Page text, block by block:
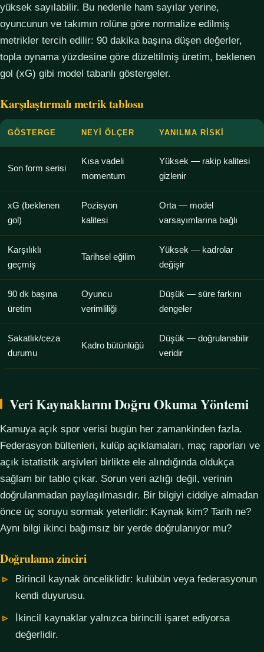
yüksek sayılabilir. Bu nedenle ham sayılar yerine,
oyuncunun ve takımın rolüne göre normalize edilmiş
metrikler tercih edilir: 90 dakika başına düşen değerler,
topla oynama yüzdesine göre düzeltilmiş üretim, beklenen
gol (xG) gibi model tabanlı göstergeler.
Karşılaştırmalı metrik tablosu
GÖSTERGE NEYI ÖLÇER YANILMA RISKI
Son form serisi
Kısa vadeli
momentum
Yüksek — rakip kalitesi
gizlenir
xG (beklenen
gol)
Pozisyon
kalitesi
Orta — model
varsayımlarına bağlı
Karşılıklı
geçmiş
Tarihsel eğilim
Yüksek — kadrolar
değişir
90 dk başına
üretim
Oyuncu
verimliliği
Düşük — süre farkını
dengeler
Sakatlık/ceza
durumu
Kadro bütünlüğü
Düşük — doğrulanabilir
veridir
Veri Kaynaklarını Doğru Okuma Yöntemi
Kamuya açık spor verisi bugün her zamankinden fazla.
Federasyon bültenleri, kulüp açıklamaları, maç raporları ve
açık istatistik arşivleri birlikte ele alındığında oldukça
sağlam bir tablo çıkar. Sorun veri azlığı değil, verinin
doğrulanmadan paylaşılmasıdır. Bir bilgiyi ciddiye almadan
önce üç soruyu sormak yeterlidir: Kaynak kim? Tarih ne?
Aynı bilgi ikinci bağımsız bir yerde doğrulanıyor mu?
Doğrulama zinciri
Birincil kaynak önceliklidir: kulübün veya federasyonun
kendi duyurusu.
İkincil kaynaklar yalnızca birincili işaret ediyorsa
değerlidir.